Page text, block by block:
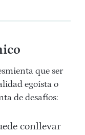
que ser
egoísta o
de desafíos:
conllevar